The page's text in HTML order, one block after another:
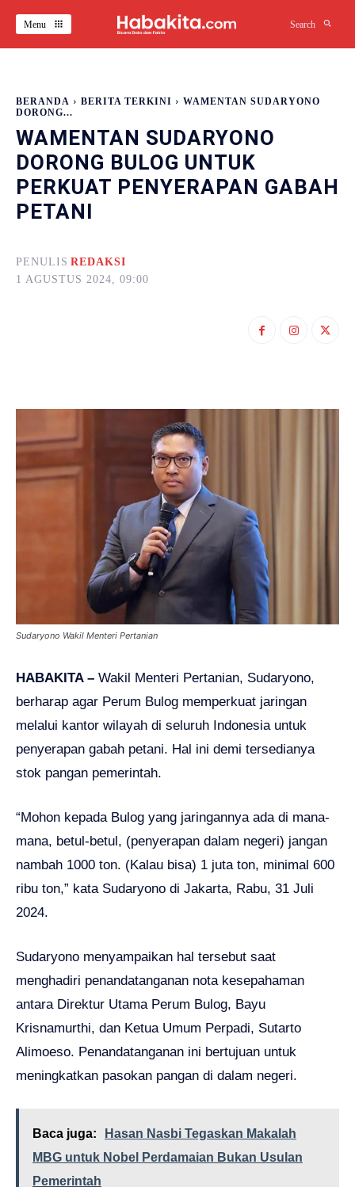
Menu Search
BERANDA BERITA TERKINI
WAMENTAN SUDARYONO
DORONG...
WAMENTAN SUDARYONO
DORONG BULOG UNTUK
PERKUAT PENYERAPAN GABAH
PETANI
PENULIS REDAKSI
1 AGUSTUS 2024, 09:00
Sudaryono Wakil Menteri Pertanian
HABAKITA – Wakil Menteri Pertanian, Sudaryono,
berharap agar Perum Bulog memperkuat jaringan
melalui kantor wilayah di seluruh Indonesia untuk
penyerapan gabah petani. Hal ini demi tersedianya
stok pangan pemerintah.
“Mohon kepada Bulog yang jaringannya ada di mana-
mana, betul-betul, (penyerapan dalam negeri) jangan
nambah 1000 ton. (Kalau bisa) 1 juta ton, minimal 600
ribu ton,” kata Sudaryono di Jakarta, Rabu, 31 Juli
2024.
Sudaryono menyampaikan hal tersebut saat
menghadiri penandatanganan nota kesepahaman
antara Direktur Utama Perum Bulog, Bayu
Krisnamurthi, dan Ketua Umum Perpadi, Sutarto
Alimoeso. Penandatanganan ini bertujuan untuk
meningkatkan pasokan pangan di dalam negeri.
Baca juga:
Hasan Nasbi Tegaskan Makalah
MBG untuk Nobel Perdamaian Bukan Usulan
Pemerintah